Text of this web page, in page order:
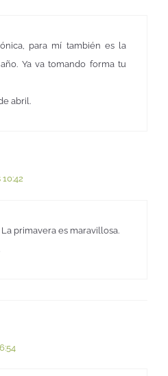
para mí también es la
Ya va tomando forma tu
abril.
La primavera es maravillosa.